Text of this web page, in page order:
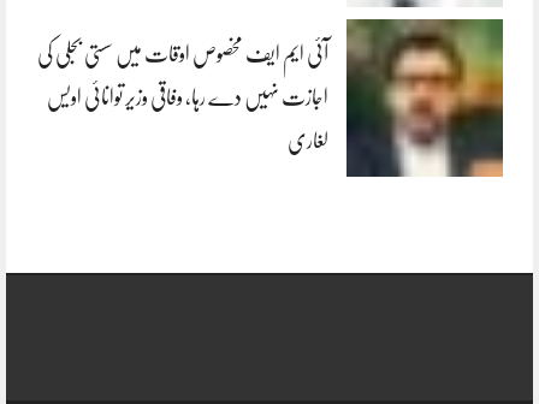
آئی ایم ایف مخصوص اوقات میں سستی بجلی کی
اجازت نہیں دے رہا، وفاقی وزیر توانائی اویس
لغاری